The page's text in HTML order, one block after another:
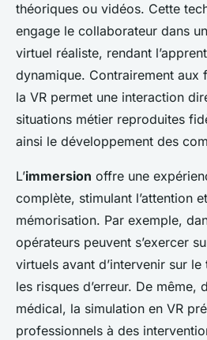
théoriques ou vidéos. Cette
engage le collaborateur dans
virtuel réaliste, rendant
dynamique. Contrairement aux
la VR permet une interaction
situations métier reproduites
ainsi le développement des
L’immersion offre une
complète, stimulant l’attention
mémorisation. Par exemple,
opérateurs peuvent s’exercer
virtuels avant d’intervenir sur
les risques d’erreur. De même,
médical, la simulation en VR
professionnels à des